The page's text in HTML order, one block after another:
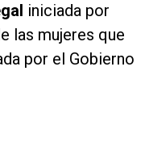
iniciada por
las mujeres que
por el Gobierno